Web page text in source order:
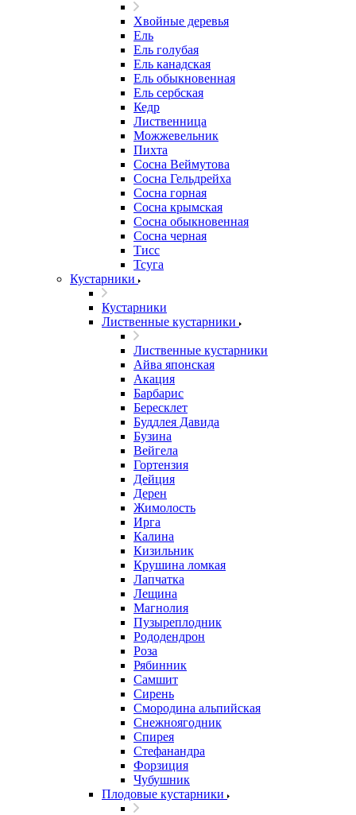
Хвойные деревья
Ель
Ель голубая
Ель канадская
Ель обыкновенная
Ель сербская
Кедр
Лиственница
Можжевельник
Пихта
Сосна Веймутова
Сосна Гельдрейха
Сосна горная
Сосна крымская
Сосна обыкновенная
Сосна черная
Тисс
Тсуга
Кустарники
Кустарники
Лиственные кустарники
Лиственные кустарники
Айва японская
Акация
Барбарис
Бересклет
Буддлея Давида
Бузина
Вейгела
Гортензия
Дейция
Дерен
Жимолость
Ирга
Калина
Кизильник
Крушина ломкая
Лапчатка
Лещина
Магнолия
Пузыреплодник
Рододендрон
Роза
Рябинник
Самшит
Сирень
Смородина альпийская
Снежноягодник
Спирея
Стефанандра
Форзиция
Чубушник
Плодовые кустарники